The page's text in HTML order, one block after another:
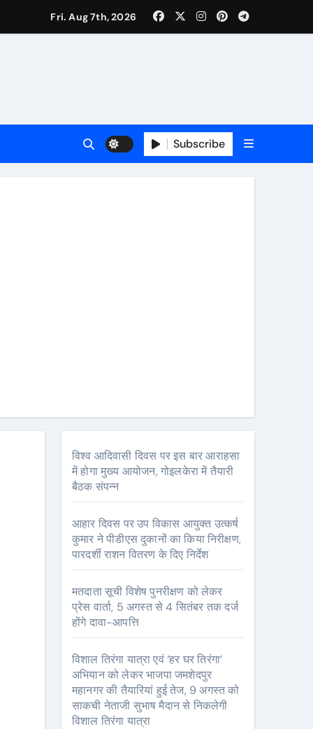
सुभाष मैदान से निकलेगी विशाल तिरंगा यात्रा
कर कार्य शुरु करवाएगीःसीनियर जीएम
Fri. Aug 7th, 2026
Subscribe
विश्व आदिवासी दिवस पर इस बार आराहसा
में होगा मुख्य आयोजन, गोइलकेरा में तैयारी
बैठक संपन्न
आहार दिवस पर उप विकास आयुक्त उत्कर्ष
कुमार ने पीडीएस दुकानों का किया निरीक्षण,
पारदर्शी राशन वितरण के दिए निर्देश
मतदाता सूची विशेष पुनरीक्षण को लेकर
प्रेस वार्ता, 5 अगस्त से 4 सितंबर तक दर्ज
होंगे दावा-आपत्ति
विशाल तिरंगा यात्रा एवं ‘हर घर तिरंगा’
अभियान को लेकर भाजपा जमशेदपुर
महानगर की तैयारियां हुई तेज, 9 अगस्त को
साकची नेताजी सुभाष मैदान से निकलेगी
विशाल तिरंगा यात्रा